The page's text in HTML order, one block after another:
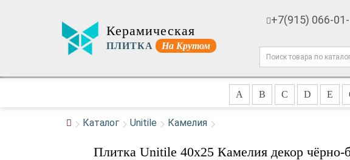
Керамическая
ПЛИТКА На Крутом
+7(915) 066-
A B C D E
Каталог Unitile Камелия
Плитка Unitile 40x25 Камелия декор чёрно-